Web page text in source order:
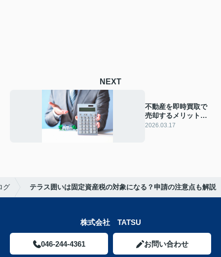
NEXT
不動産を即時買取で
売却するメリット
は？向いている方の
2026.03.17
グ テラス囲いは固定資産税の対象になる？申請の注意点も解説
株式会社 TATSU
046-244-4361 お問い合わせ